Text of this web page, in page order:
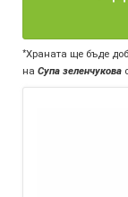
*Храната ще бъде
на Супа зеленчукова